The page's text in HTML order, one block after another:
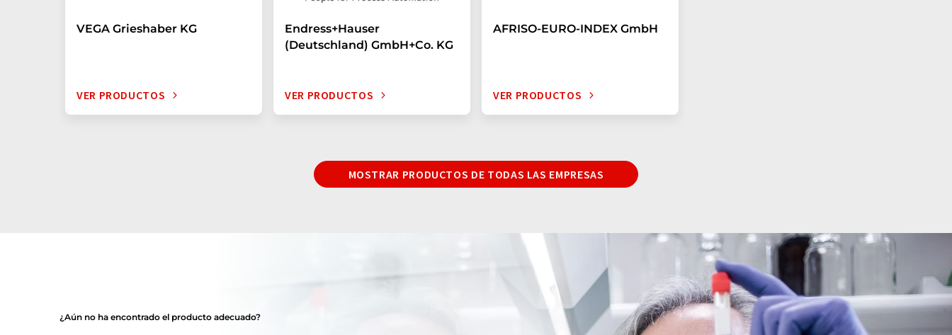
VEGA Grieshaber KG
VER PRODUCTOS
Endress+Hauser
(Deutschland) GmbH+Co. KG
VER PRODUCTOS
AFRISO-EURO-INDEX GmbH
VER PRODUCTOS
MOSTRAR PRODUCTOS DE TODAS LAS EMPRESAS
¿Aún no ha encontrado el producto adecuado?